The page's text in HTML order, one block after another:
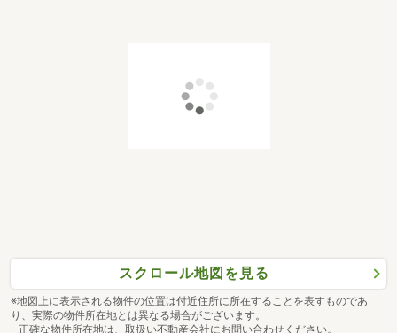
スクロール地図を見る
※地図上に表示される物件の位置は付近住所に所在することを表すものであ
り、実際の物件所在地とは異なる場合がございます。
正確な物件所在地は、取扱い不動産会社にお問い合わせください。